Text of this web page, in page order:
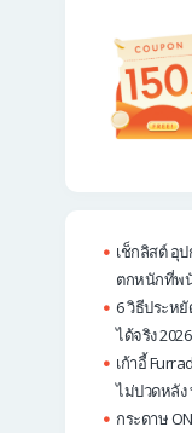
เช็กลิสต์ อุ
ตกหนักที่พ
6 วิธีประห
ได้จริง 2026
เก้าอี้
ไม่ปวดหลัง
กระดาษ